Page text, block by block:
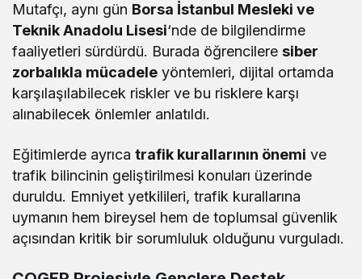
Mutafçı, aynı gün Borsa İstanbul Mesleki ve
Teknik Anadolu Lisesi‘nde de bilgilendirme
faaliyetleri sürdürdü. Burada öğrencilere siber
zorbalıkla mücadele yöntemleri, dijital ortamda
karşılaşılabilecek riskler ve bu risklere karşı
alınabilecek önlemler anlatıldı.
Eğitimlerde ayrıcatrafik kurallarının önemi ve
trafik bilincinin geliştirilmesi konuları üzerinde
duruldu. Emniyet yetkilileri, trafik kurallarına
uymanın hem bireysel hem de toplumsal güvenlik
açısından kritik bir sorumluluk olduğunu vurguladı.